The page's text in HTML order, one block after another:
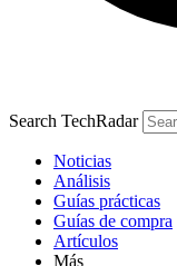
Search TechRadar
Noticias
Análisis
Guías prácticas
Guías de compra
Artículos
Más